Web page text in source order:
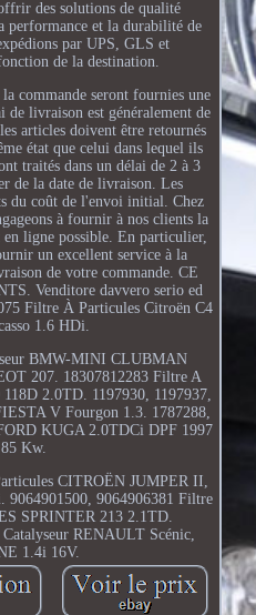
des solutions de qualité
performance et la durabilité de
par UPS, GLS et
de la destination.
commande seront fournies une
livraison est généralement de
articles doivent être retournés
état que celui dans lequel ils
traités dans un délai de 2 à 3
de la date de livraison. Les
du coût de l'envoi initial. Chez
à fournir à nos clients la
ligne possible. En particulier,
un excellent service à la
de votre commande. CE
Venditore davvero serio ed
Filtre À Particules Citroën C4
1.6 HDi.
BMW-MINI CLUBMAN
207. 18307812283 Filtre A
2.0TD. 1197930, 1197937,
V Fourgon 1.3. 1787288,
KUGA 2.0TDCi DPF 1997
Kw.
CITROËN JUMPER II,
9064906381 Filtre
SPRINTER 213 2.1TD.
RENAULT Scénic,
1.4i 16V.